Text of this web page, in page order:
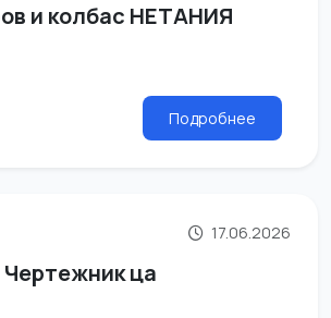
и колбас НЕТАНИЯ
Подробнее
17.06.2026
ца